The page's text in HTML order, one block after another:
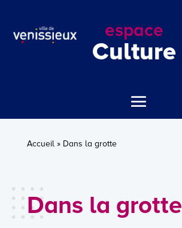
espace
Culture
Accueil» Dans la grotte
Dans la grotte